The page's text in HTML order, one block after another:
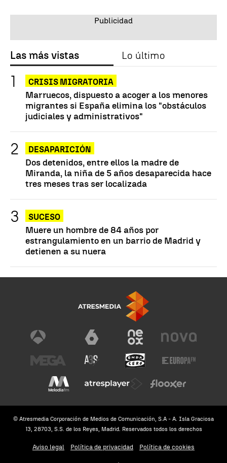
Las más vistas Lo último
CRISIS MIGRATORIA
Marruecos, dispuesto a acoger a los menores
migrantes si España elimina los "obstáculos
judiciales y administrativos"
DESAPARICIÓN
Dos detenidos, entre ellos la madre de
Miranda, la niña de 5 años desaparecida hace
tres meses tras ser localizada
SUCESO
Muere un hombre de 84 años por
estrangulamiento en un barrio de Madrid y
detienen a su nuera
© Atresmedia Corporación de Medios de Comunicación, S.A - A. Isla Graciosa
13, 28703, S.S. de los Reyes, Madrid. Reservados todos los derechos
Aviso legal Política de privacidad Política de cookies